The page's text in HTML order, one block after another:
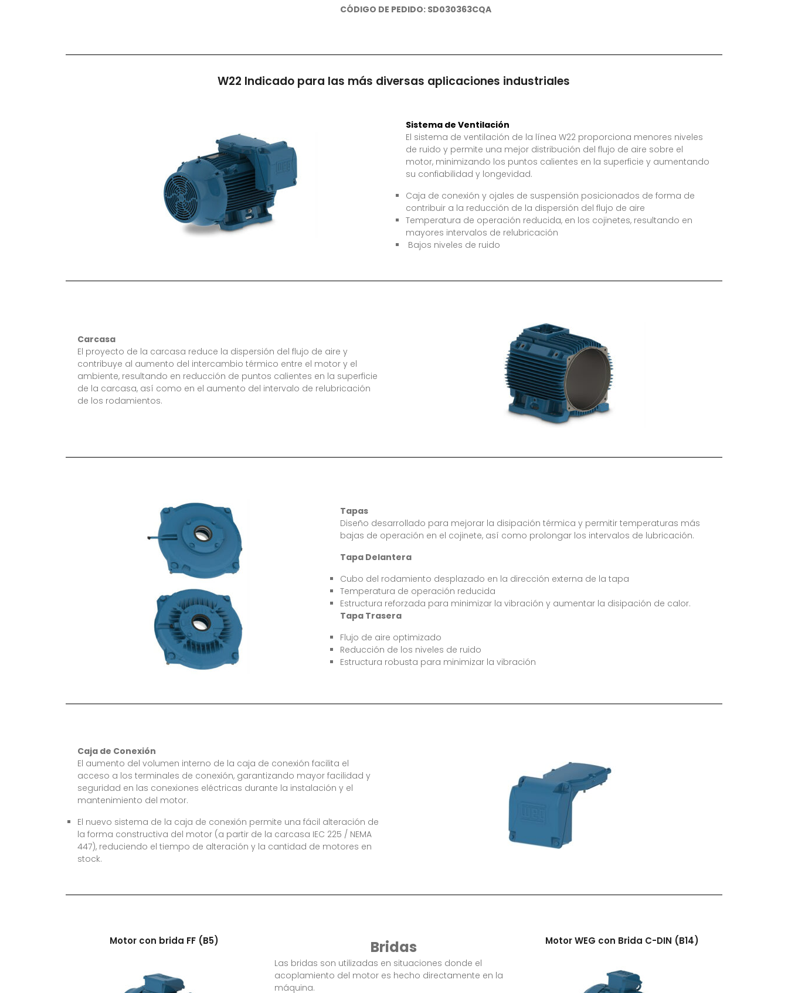
CÓDIGO DE PEDIDO: SD030363CQA
W22 Indicado para las más diversas aplicaciones industriales
Sistema de Ventilación
El sistema de ventilación de la línea W22 proporciona menores niveles
de ruido y permite una mejor distribución del flujo de aire sobre el
motor, minimizando los puntos calientes en la superficie y aumentando
su confiabilidad y longevidad.
Caja de conexión y ojales de suspensión posicionados de forma de
contribuir a la reducción de la dispersión del flujo de aire
Temperatura de operación reducida, en los cojinetes, resultando en
mayores intervalos de relubricación
Bajos niveles de ruido
Carcasa
El proyecto de la carcasa reduce la dispersión del flujo de aire y
contribuye al aumento del intercambio térmico entre el motor y el
ambiente, resultando en reducción de puntos calientes en la superficie
de la carcasa, así como en el aumento del intervalo de relubricación
de los rodamientos.
Tapas
Diseño desarrollado para mejorar la disipación térmica y permitir temperaturas más
bajas de operación en el cojinete, así como prolongar los intervalos de lubricación.
Tapa Delantera
Cubo del rodamiento desplazado en la dirección externa de la tapa
Temperatura de operación reducida
Estructura reforzada para minimizar la vibración y aumentar la disipación de calor.
Tapa Trasera
Flujo de aire optimizado
Reducción de los niveles de ruido
Estructura robusta para minimizar la vibración
Caja de Conexión
El aumento del volumen interno de la caja de conexión facilita el
acceso a los terminales de conexión, garantizando mayor facilidad y
seguridad en las conexiones eléctricas durante la instalación y el
mantenimiento del motor.
El nuevo sistema de la caja de conexión permite una fácil alteración de
la forma constructiva del motor (a partir de la carcasa IEC 225 / NEMA
447), reduciendo el tiempo de alteración y la cantidad de motores en
stock.
Motor con brida FF (B5) Bridas
Las bridas son utilizadas en situaciones donde el
acoplamiento del motor es hecho directamente en la
máquina.
Motor WEG con Brida C-DIN (B14)